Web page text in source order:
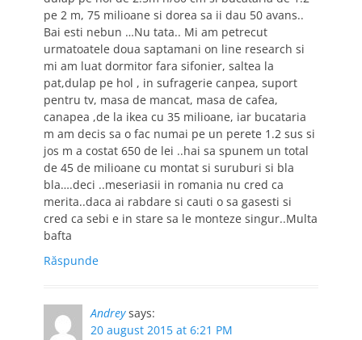
pe 2 m, 75 milioane si dorea sa ii dau 50 avans..
Bai esti nebun …Nu tata.. Mi am petrecut
urmatoatele doua saptamani on line research si
mi am luat dormitor fara sifonier, saltea la
pat,dulap pe hol , in sufragerie canpea, suport
pentru tv, masa de mancat, masa de cafea,
canapea ,de la ikea cu 35 milioane, iar bucataria
m am decis sa o fac numai pe un perete 1.2 sus si
jos m a costat 650 de lei ..hai sa spunem un total
de 45 de milioane cu montat si suruburi si bla
bla….deci ..meseriasii in romania nu cred ca
merita..daca ai rabdare si cauti o sa gasesti si
cred ca sebi e in stare sa le monteze singur..Multa
bafta
Răspunde
Andrey says:
20 august 2015 at 6:21 PM